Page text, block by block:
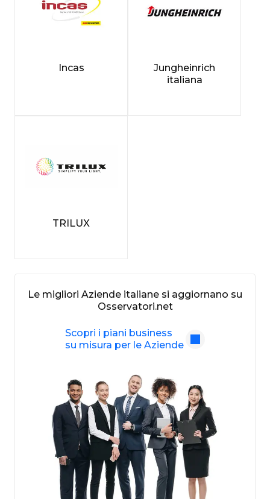
Le migliori Aziende italiane si aggiornano su
Osservatori.net
Scopri i piani business
su misura per le Aziende
Incas
Jungheinrich
italiana
TRILUX